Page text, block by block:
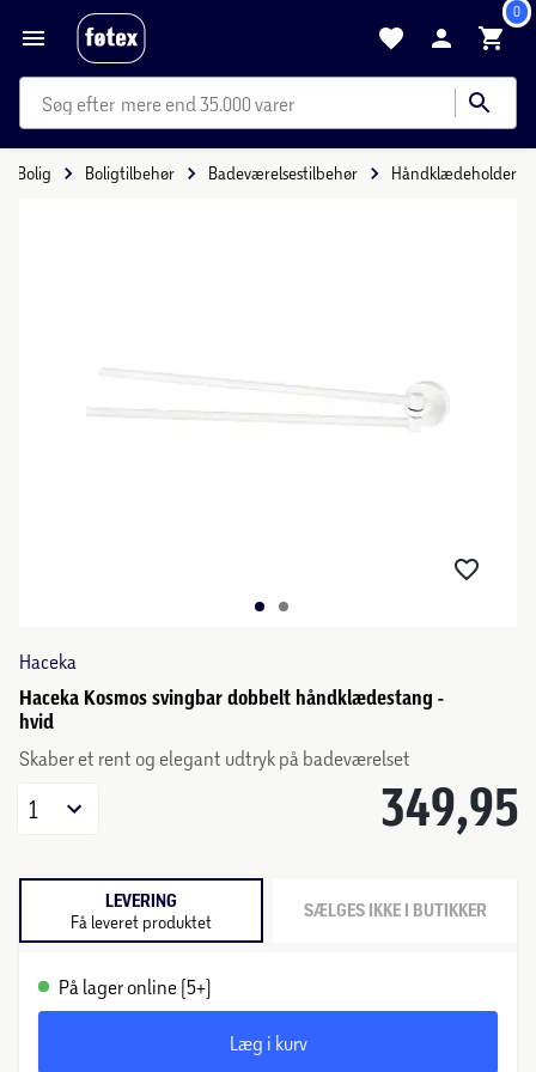
0
mere end 35.000 varer
Bolig Boligtilbehør Badeværelsestilbehør Håndklædeholder
Haceka
Haceka Kosmos svingbar dobbelt håndklædestang -
hvid
Skaber et rent og elegant udtryk på badeværelset
349,95
1
LEVERING
Få leveret produktet SÆLGES IKKE I BUTIKKER
På lager online (5+)
Læg i kurv